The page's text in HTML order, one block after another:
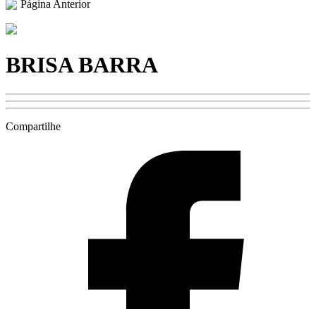
Página Anterior
BRISA BARRA
Compartilhe